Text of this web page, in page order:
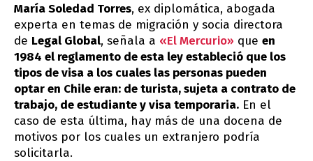
María Soledad Torres, ex diplomática, abogada
experta en temas de migración y socia directora
de Legal Global, señala a «El Mercurio» que en
1984 el reglamento de esta ley estableció que los
tipos de visa a los cuales las personas pueden
optar en Chile eran: de turista, sujeta a contrato de
trabajo, de estudiante y visa temporaria. En el
caso de esta última, hay más de una docena de
motivos por los cuales un extranjero podría
solicitarla.